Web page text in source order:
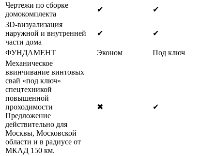
Чертежи по сборке
домокомплекта
✔
✔
3D-визуализация
наружной и внутренней
части дома
✔ ✔
ФУНДАМЕНТ Эконом
Под ключ
Механическое
ввинчивание винтовых
свай «под ключ»
спецтехникой
повышенной
проходимости
Предложение
действительно для
Москвы, Московской
области и в радиусе от
МКАД 150 км.
✖ ✔